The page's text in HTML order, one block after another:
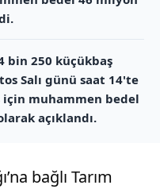
bin 250 küçükbaş
Salı günü saat 14'te
muhammen bedel
açıklandı.
bağlı Tarım